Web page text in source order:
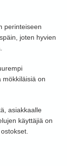
perinteiseen
joten hyvien
mökkiläisiä on
asiakkaalle
käyttäjiä on